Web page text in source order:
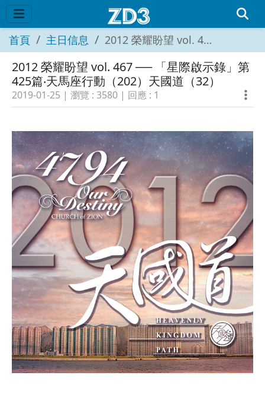
首頁 主日信息 2012 榮耀盼望 vol. 467 ── 「星際啟示錄」第425篇‧天馬座行動（202）天國道（32）
2012 榮耀盼望 vol. 467 ── 「星際啟示錄」第
425篇‧天馬座行動（202）天國道（32）
2019-01-25 | 瀏覽 : 3580 | 回應 : 1